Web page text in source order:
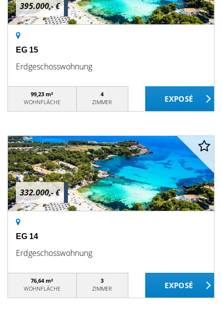
395.000,- €
EG 15
Erdgeschosswohnung
99,23 m²
WOHNFLÄCHE
4
ZIMMER
332.000,- €
EG 14
Erdgeschosswohnung
76,64 m²
WOHNFLÄCHE
3
ZIMMER